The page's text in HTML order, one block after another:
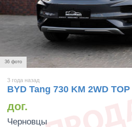
36 фото
3 года назад
BYD Tang 730 KM 2WD TOP
дог.
Черновцы